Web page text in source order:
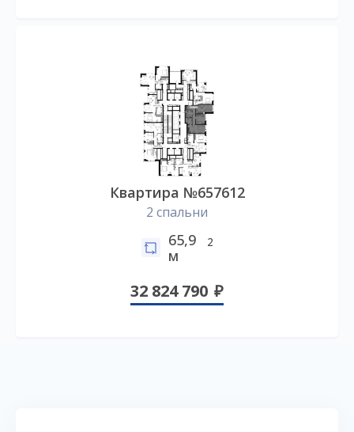
Квартира №657612
2 спальни
65,9
м
2
32 824 790